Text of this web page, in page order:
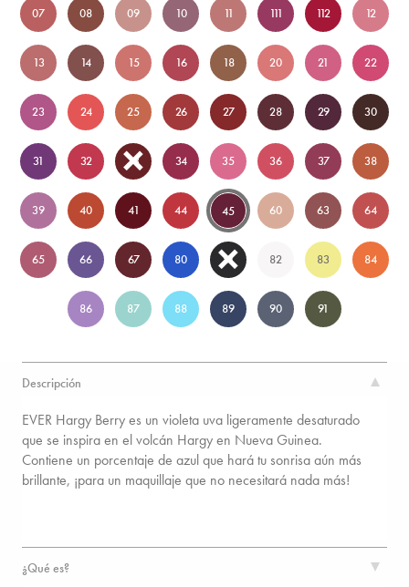
07 08 09 10 11 111 112 12
13 14 15 16 18 20 21 22
23 24 25 26 27 28 29 30
31 32 33 34 35 36 37 38
39 40 41 44 45 60 63 64
65 66 67 80 81 82 83 84
86 87 88 89 90 91
Descripción
EVER Hargy Berry es un violeta uva ligeramente desaturado
que se inspira en el volcán Hargy en Nueva Guinea.
Contiene un porcentaje de azul que hará tu sonrisa aún más
brillante, ¡para un maquillaje que no necesitará nada más!
¿Qué es?